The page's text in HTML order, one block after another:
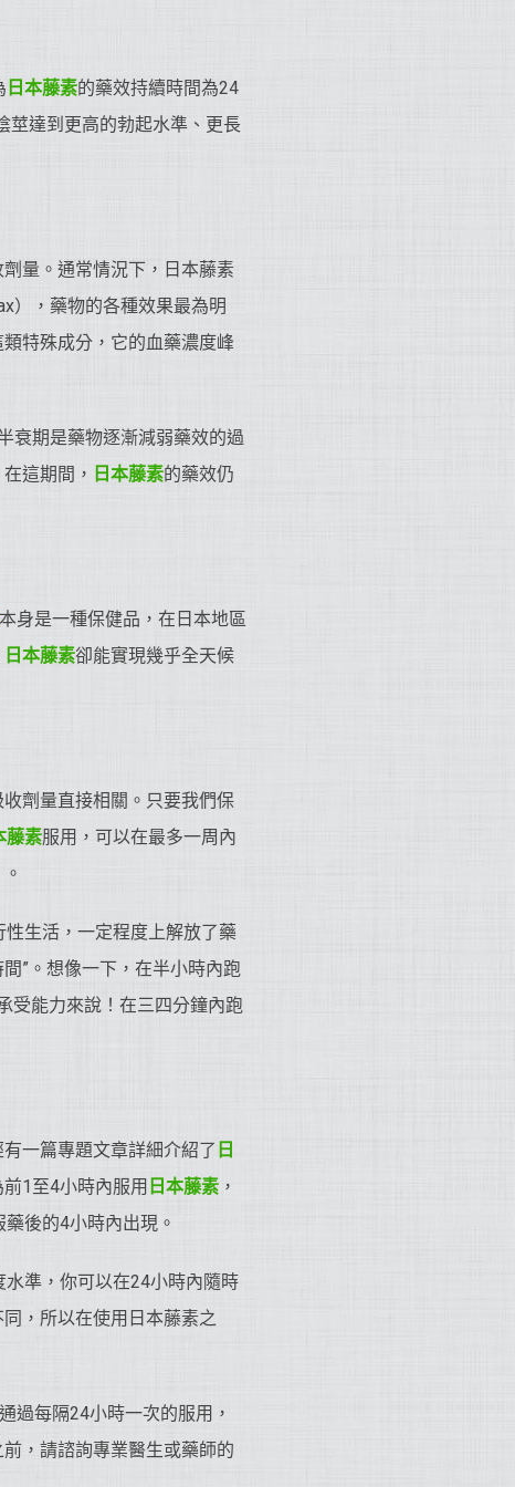
日本藤素的藥效持續時間為24
莖達到更高的勃起水準、更長
量。通常情況下，日本藤素
），藥物的各種效果最為明
特殊成分，它的血藥濃度峰
衰期是藥物逐漸減弱藥效的過
這期間， 日本藤素的藥效仍
本身是一種保健品，在日本地區
日本藤素卻能實現幾乎全天候
劑量直接相關。只要我們保
藤素服用，可以在最多一周內
生活，一定程度上解放了藥
”。想像一下，在半小時內跑
受能力來說！在三四分鐘內跑
一篇專題文章詳細介紹了 日
1至4小時內服用 日本藤素 ，
後的4小時內出現。
水準，你可以在24小時內隨時
，所以在使用日本藤素之
過每隔24小時一次的服用，
，請諮詢專業醫生或藥師的